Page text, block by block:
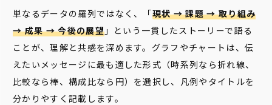
単なるデータの羅列ではなく、「現状 → 課題 → 取り組み
→ 成果 → 今後の展望」という一貫したストーリーで語る
ことが、理解と共感を深めます。グラフやチャートは、伝
えたいメッセージに最も適した形式（時系列なら折れ線、
比較なら棒、構成比なら円）を選択し、凡例やタイトルを
分かりやすく記載します。